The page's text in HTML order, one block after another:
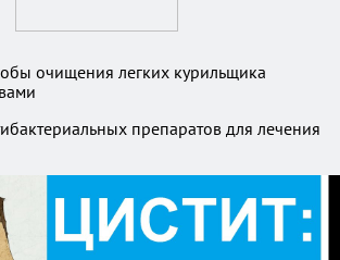
очищения легких курильщика
препаратов для лечения